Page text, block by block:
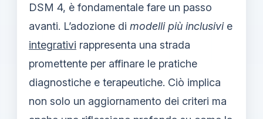
DSM 4, è fondamentale fare un passo
avanti. L’adozione di modelli più inclusivie
integrativi rappresenta una strada
promettente per affinare le pratiche
diagnostiche e terapeutiche. Ciò implica
non solo un aggiornamento dei criteri ma